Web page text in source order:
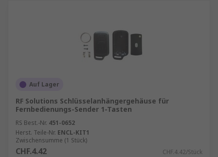
Auf Lager
RF Solutions Schlüsselanhängergehäuse für
Fernbedienungs-Sender 1-Tasten
RS Best.-Nr. 451-0652
Herst. Teile-Nr. ENCL-KIT1
Zwischensumme (1 Stück)
CHF.4.42 CHF.4.42/Stück